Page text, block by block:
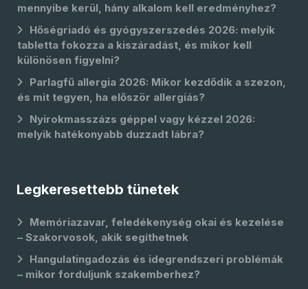
mennyibe kerül, hány alkalom kell eredményhez?
Hőségriadó és gyógyszerszedés 2026: melyik
tabletta fokozza a kiszáradást, és mikor kell
különösen figyelni?
Parlagfű allergia 2026: Mikor kezdődik a szezon,
és mit tegyen, ha először allergiás?
Nyirokmasszázs géppel vagy kézzel 2026:
melyik hatékonyabb duzzadt lábra?
Legkeresettebb tünetek
Memóriazavar, feledékenység okai és kezelése
– Szakorvosok, akik segíthetnek
Hangulatingadozás és idegrendszeri problémák
– mikor forduljunk szakemberhez?